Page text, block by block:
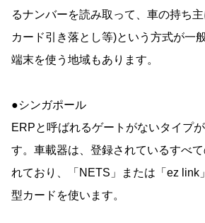
るナンバーを読み取って、車の持ち
カード引き落とし等)という方式が一
端末を使う地域もあります。
●シンガポール
ERPと呼ばれるゲートがないタイプ
す。車載器は、登録されているすべ
れており、「NETS」または「ez link
型カードを使います。